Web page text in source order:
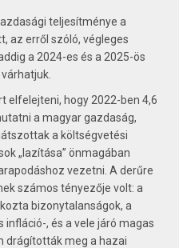
teljesítménye a
az erről szóló, végleges
a 2024-es és a 2025-ös
elfelejteni, hogy 2022-ben 4,6
a magyar gazdaság,
a költségvetési
„lazítása” önmagában
vezetni. A derűre
számos tényezője volt: a
bizonytalanságok, a
, és a vele járó magas
drágították meg a hazai